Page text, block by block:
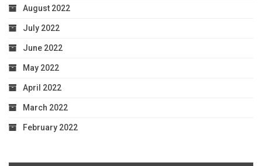
August 2022
July 2022
June 2022
May 2022
April 2022
March 2022
February 2022